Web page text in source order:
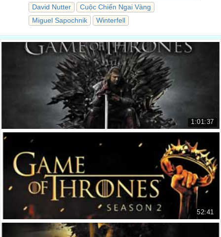
David Nutter
Cuộc Chiến Ngai Vàng
Miguel Sapochnik
Winterfell
1:01:37
Cuộc Chiến Ngai Vàng - Phần 1
Game of Thrones - Season 1
55.301 lượt xem
52:41
Cuộc Chiến Ngai Vàng - Phần 2